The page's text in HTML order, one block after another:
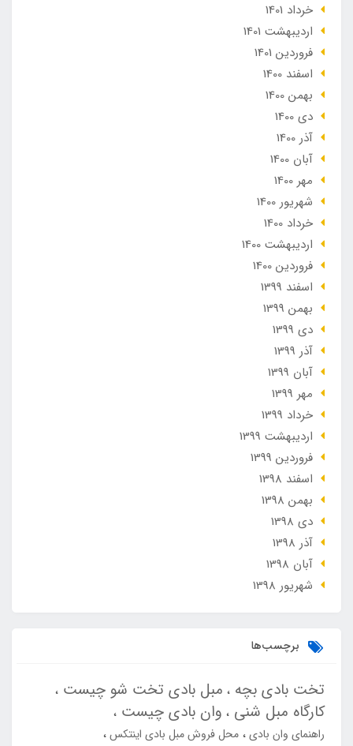
خرداد 1401
ارديبهشت 1401
فروردین 1401
اسفند 1400
بهمن 1400
دی 1400
آذر 1400
آبان 1400
مهر 1400
شهریور 1400
خرداد 1400
ارديبهشت 1400
فروردین 1400
اسفند 1399
بهمن 1399
دی 1399
آذر 1399
آبان 1399
مهر 1399
خرداد 1399
ارديبهشت 1399
فروردین 1399
اسفند 1398
بهمن 1398
دی 1398
آذر 1398
آبان 1398
شهریور 1398
برچسب‌ها
تخت بادی بچه مبل بادی تخت شو چیست
کارگاه مبل شنی وان بادی چیست
راهنمای وان بادی محل فروش مبل بادی اینتکس